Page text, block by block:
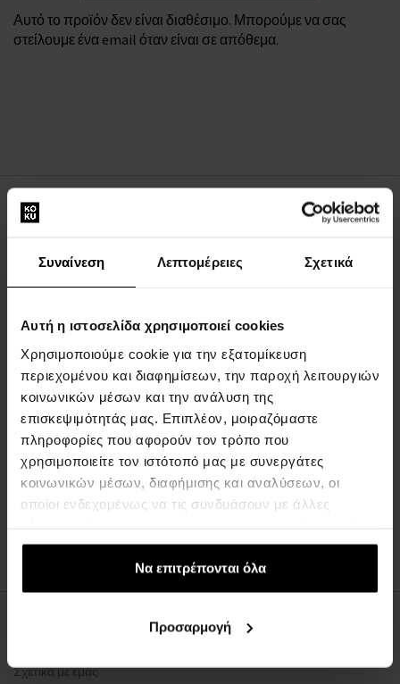
Συναίνεση Λεπτομέρειες Σχετικά
Αυτή η ιστοσελίδα χρησιμοποιεί cookies
Χρησιμοποιούμε cookie για την εξατομίκευση
περιεχομένου και διαφημίσεων, την παροχή λειτουργιών
κοινωνικών μέσων και την ανάλυση της
επισκεψιμότητάς μας. Επιπλέον, μοιραζόμαστε
πληροφορίες που αφορούν τον τρόπο που
χρησιμοποιείτε τον ιστότοπό μας με συνεργάτες
κοινωνικών μέσων, διαφήμισης και αναλύσεων, οι
οποίοι ενδεχομένως να τις συνδυάσουν με άλλες
έχουν συλλέξει σε σχέση με την από μέρους σας χρήση
των υπηρεσιών τους.Να επιτρέπονται όλα
Προσαρμογή
Αυτό το προϊόν δεν είναι διαθέσιμο. Μπορούμε να σας
στείλουμε ένα email όταν είναι σε απόθεμα.
ΠΕΡΙΓΡΑΦΉ
Parfumείναι ένα ξυλώδες αρωματικό άρωμα για άνδρες, που
κυκλοφόρησε το 2021.
ΛΕΠΤΟΜΈΡΙΕΣ
ΣΧΕΤΙΚΆ ΜΕ ΤΗ ΜΆΡΚΑ
Η εξατομικευμένη επιλογή μας μόνο
για εσάς
ΣΧΕΤΙΚΑ ΜΕ ΤΗΝ ΕΤΑΙΡΕΙΑ
Σχετικά με εμάς